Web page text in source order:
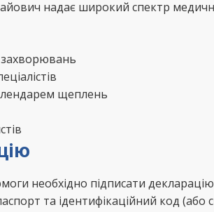
надає широкий спектр
захворювань
щеплень
необхідно підписати
та ідентифікаційний код (або